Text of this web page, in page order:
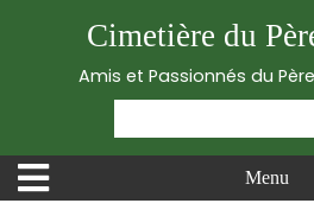
Cimetière du
Amis et Passionnés du
Menu